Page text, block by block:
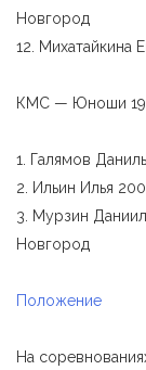
Новгород
12.
КМС — Юноши
1. Галямов
2. Ильин Илья
3. Мурзин
Новгород
Положение
На